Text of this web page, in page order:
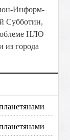
Информ-
Субботин,
НЛО
из города